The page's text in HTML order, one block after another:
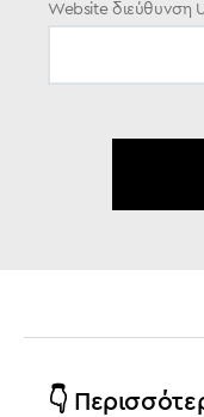
Website διεύθυνση
👇